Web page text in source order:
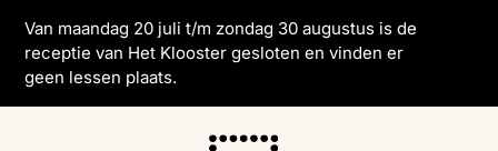
Van maandag 20 juli t/m zondag 30 augustus is de
receptie van Het Klooster gesloten en vinden er
geen lessen plaats.